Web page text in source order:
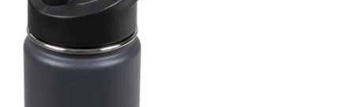
БЛОГ
ПОКУПАТЕЛЯМ